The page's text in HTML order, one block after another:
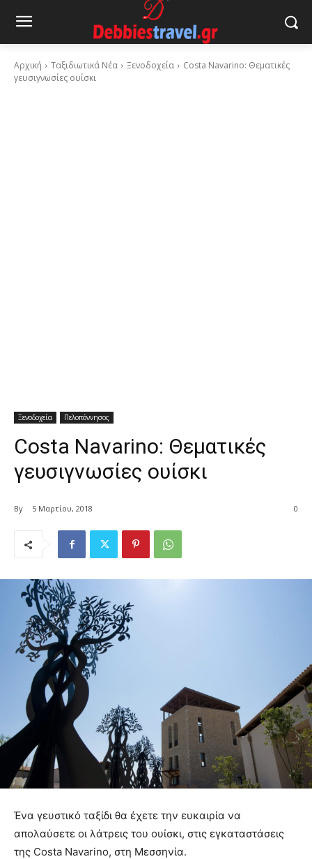
Αρχική Ταξιδιωτικά Νέα Ξενοδοχεία
Costa Navarino: Θεματικές
γευσιγνωσίες ουίσκι
Ξενοδοχεία Πελοπόννησος
Costa Navarino: Θεματικές
γευσιγνωσίες ουίσκι
By 5 Μαρτίου, 2018 0
Ένα γευστικό ταξίδι θα έχετε την ευκαιρία να
απολαύσετε οι λάτρεις του ουίσκι, στις εγκαταστάσεις
της Costa Navarino, στη Μεσσηνία.